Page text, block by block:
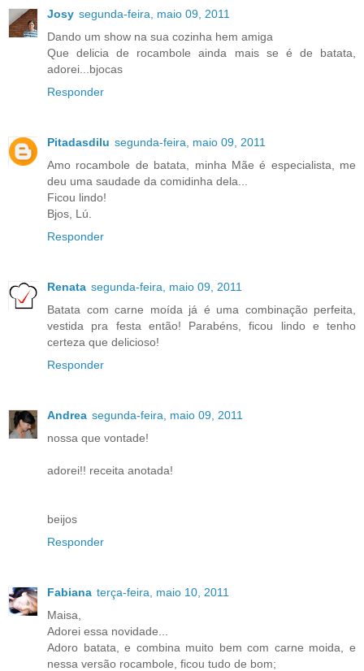
Josy segunda-feira, maio 09, 2011
Dando um show na sua cozinha hem amiga
Que delicia de rocambole ainda mais se é de batata,
adorei...bjocas
Responder
Pitadasdilu segunda-feira, maio 09, 2011
Amo rocambole de batata, minha Mãe é especialista, me
deu uma saudade da comidinha dela...
Ficou lindo!
Bjos, Lú.
Responder
Renata segunda-feira, maio 09, 2011
Batata com carne moída já é uma combinação perfeita,
vestida pra festa então! Parabéns, ficou lindo e tenho
certeza que delicioso!
Responder
Andrea segunda-feira, maio 09, 2011
nossa que vontade!
adorei!! receita anotada!
beijos
Responder
Fabiana terça-feira, maio 10, 2011
Maisa,
Adorei essa novidade...
Adoro batata, e combina muito bem com carne moida, e
nessa versão rocambole, ficou tudo de bom;